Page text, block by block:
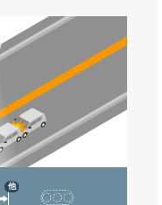
他